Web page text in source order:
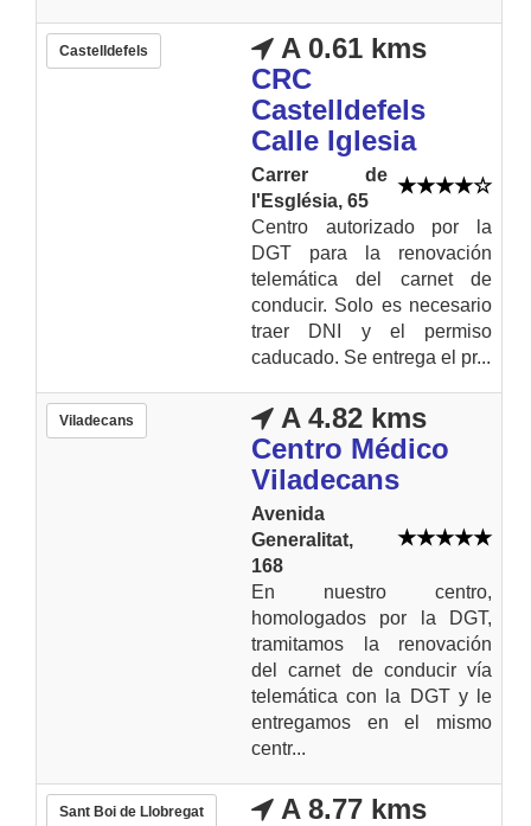
Castelldefels
A 0.61 kms
CRC
Castelldefels
Calle Iglesia
Carrer de
l'Església, 65
Centro autorizado por la
DGT para la renovación
telemática del carnet de
conducir. Solo es necesario
traer DNI y el permiso
caducado. Se entrega el pr...
Viladecans
A 4.82 kms
Centro Médico
Viladecans
Avenida
Generalitat,
168
En nuestro centro,
homologados por la DGT,
tramitamos la renovación
del carnet de conducir vía
telemática con la DGT y le
entregamos en el mismo
centr...
Sant Boi de Llobregat
A 8.77 kms